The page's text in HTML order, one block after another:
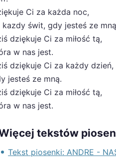
Ci za każda noc,
kazdy świt, gdy jesteś ze
dziękuje Ci za miłość tą,
w nas jest.
dziękuje Ci za każdy dzień,
jesteś ze mną.
dziękuje Ci za miłość tą,
w nas jest.
tekstów
Tekst piosenki: ANDRE -